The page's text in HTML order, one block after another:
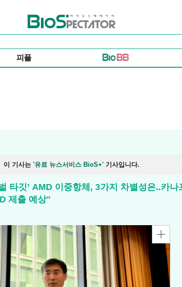
바이오스펙테이터
피플
이 기사는 '유료 뉴스서비스 BioS+' 기사입니다.
타깃’ AMD 이중항체, 3가지 차별성은..카
제출 예상"